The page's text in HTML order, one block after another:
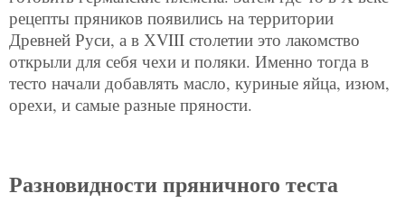
рецепты пряников появились на территории
Древней Руси, а в ХVIII столетии это лакомство
открыли для себя чехи и поляки. Именно тогда в
тесто начали добавлять масло, куриные яйца, изюм,
орехи, и самые разные пряности.
Разновидности пряничного теста